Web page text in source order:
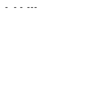
- - - ---